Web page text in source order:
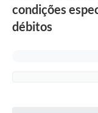
condições
débitos